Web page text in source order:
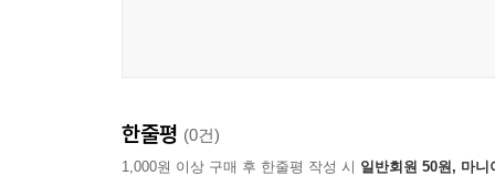
한줄평 (0건)
1,000원 이상 구매 후 한줄평 작성 시 일반회원 50원, 마니